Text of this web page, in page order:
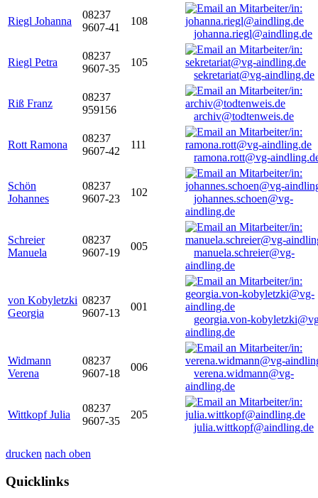
Riegl Johanna
08237
9607-41
108
johanna.riegl@aindling.de
Riegl Petra
08237
9607-35
105
sekretariat@vg-aindling.de
Riß Franz
08237
959156
archiv@todtenweis.de
Rott Ramona
08237
9607-42
111
ramona.rott@vg-
Schön
Johannes
08237
9607-23
102
johannes.schoen@vg-
aindling.de
Schreier
Manuela
08237
9607-19
005
manuela.schreier@vg-
aindling.de
von Kobyletzki
Georgia
08237
9607-13
001
georgia.von-
aindling.de
Widmann
Verena
08237
9607-18
006
verena.widmann@vg-
aindling.de
Wittkopf Julia
08237
9607-35
205
julia.wittkopf@aindling.de
drucken nach oben
Quicklinks